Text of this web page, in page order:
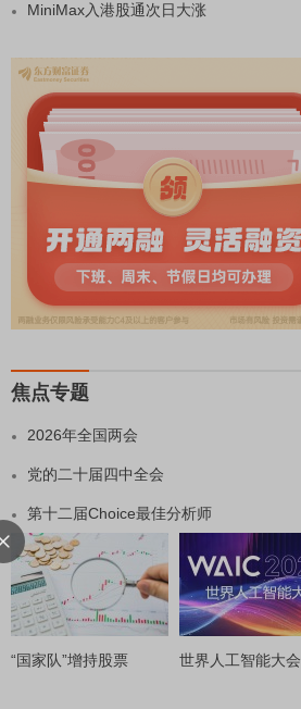
MiniMax入港股通次日大涨
焦点专题
2026年全国两会
党的二十届四中全会
第十二届Choice最佳分析师
“国家队”增持股票 世界人工智能大会